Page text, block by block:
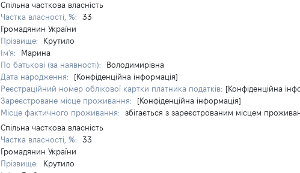
Спільна часткова власність
Частка власності, %:
33
Громадянин України
Прізвище:
Крутило
Ім'я:
Марина
По батькові (за наявності):
Володимирівна
Дата народження:
[Конфіденційна інформація]
Реєстраційний номер облікової картки платника податків: [Конфіденційна
Зареєстроване місце проживання:
[Конфіденційна інформація]
Місце фактичного проживання:
збігається з зареєстрованим місцем
Спільна часткова власність
Частка власності, %:
33
Громадянин України
Прізвище:
Крутило